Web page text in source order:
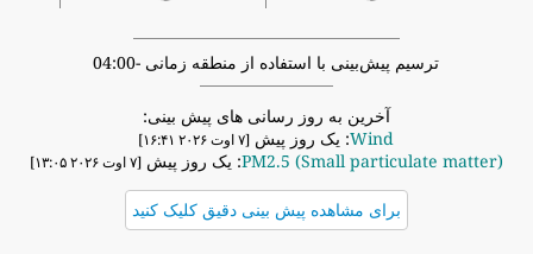
ترسیم پیش‌بینی با استفاده از منطقه زمانی -04:00
آخرین به روز رسانی های پیش بینی:
Wind: یک روز پیش[۷ اوت ۲۰۲۶ ۱۶:۴۱]
PM2.5 (Small particulate matter): یک روز پیش
برای مشاهده پیش بینی دقیق کلیک کنید